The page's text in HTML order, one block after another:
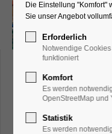
Villa
Lošinj/
Die Einstellung "Komfort"
Sie unser Angebot
Erforderlich
Notwendige
funktioniert
Komfort
Es werden
OpenStreetMap und
Statistik
Es werden